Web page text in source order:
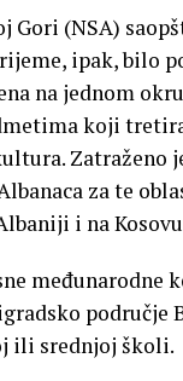
Gori (NSA)
ipak, bilo
na jednom
koji
Zatraženo
za te
i na
međunarodne
područje
ili srednjoj školi.